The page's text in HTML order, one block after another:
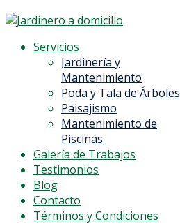
Servicios
Jardinería y
Mantenimiento
Poda y Tala de Árboles
Paisajismo
Mantenimiento de
Piscinas
Galería de Trabajos
Testimonios
Blog
Contacto
Términos y Condiciones